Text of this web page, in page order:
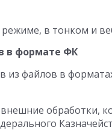
в тонком и
в формате ФК
из файлов в
обработки,